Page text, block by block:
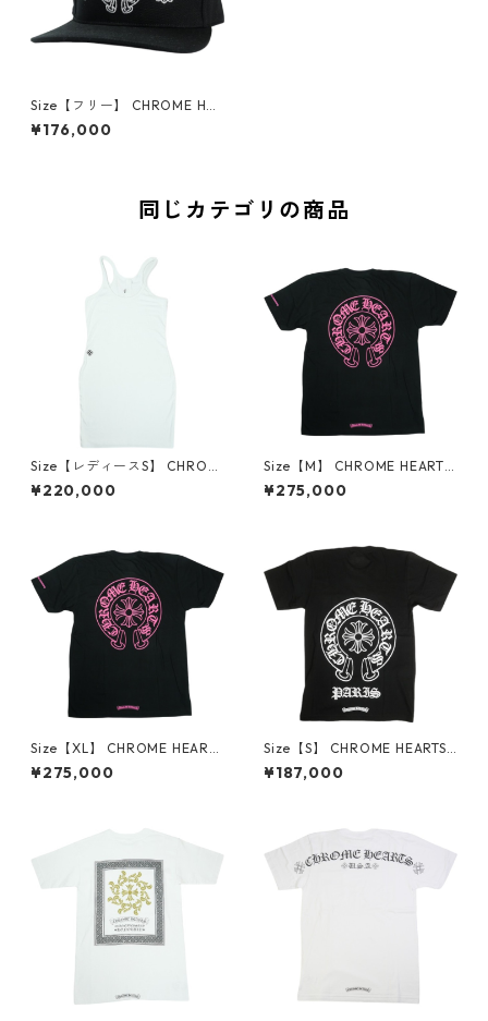
Size【フリー】 CHROME HEA
RTS クロム・ハーツ HORSESH
OE CROSS BSBL CAP DENIM
¥176,000
同じカテゴリの商品
Size【レディースS】 CHROM
E HEARTS クロム・ハーツ BA
D SEED TANK MINI DRESS W
¥220,000
Size【M】 CHROME HEARTS
クロム・ハーツ HORSESHOE
S/S TEE BLACK/PINK Tシャツ
¥275,000
Size【XL】 CHROME HEARTS
クロム・ハーツ HORSESHOE
S/S TEE BLACK/PINK Tシャツ
¥275,000
Size【S】 CHROME HEARTS
クロム・ハーツ PARIS EXCLU
SIVE HORSESHOE S/S TEE BL
¥187,000